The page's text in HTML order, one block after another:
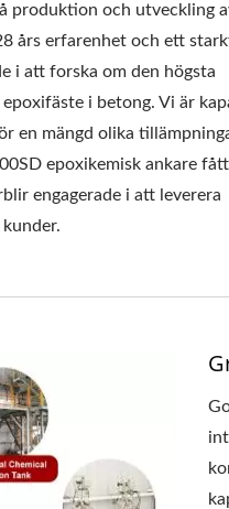
produktion och utveckling
års erfarenhet och ett
i att forska om den högsta
i betong. Vi är
en mängd olika
epoxikemisk ankare
engagerade i att leverera